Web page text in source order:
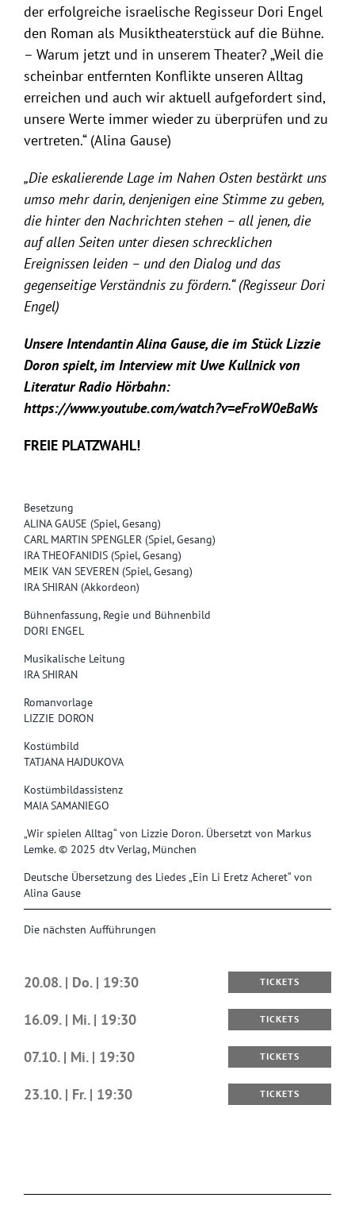
Besetzung
ALINA GAUSE (Spiel, Gesang)
CARL MARTIN SPENGLER (Spiel, Gesang)
IRA THEOFANIDIS (Spiel, Gesang)
MEIK VAN SEVEREN (Spiel, Gesang)
IRA SHIRAN (Akkordeon)
Bühnenfassung, Regie und Bühnenbild
DORI ENGEL
Musikalische Leitung
IRA SHIRAN
Romanvorlage
LIZZIE DORON
Kostümbild
TATJANA HAJDUKOVA
Kostümbildassistenz
MAIA SAMANIEGO
„Wir spielen Alltag“ von Lizzie Doron. Übersetzt von Markus
Lemke. © 2025 dtv Verlag, München
Deutsche Übersetzung des Liedes „Ein Li Eretz Acheret“ von
Alina Gause
Die nächsten Aufführungen
20.08. | Do. | 19:30 TICKETS
16.09. | Mi. | 19:30 TICKETS
07.10. | Mi. | 19:30 TICKETS
23.10. | Fr. | 19:30 TICKETS
der erfolgreiche israelische Regisseur Dori Engel
den Roman als Musiktheaterstück auf die Bühne.
– Warum jetzt und in unserem Theater? „Weil die
scheinbar entfernten Konflikte unseren Alltag
erreichen und auch wir aktuell aufgefordert sind,
unsere Werte immer wieder zu überprüfen und zu
vertreten.“ (Alina Gause)
„Die eskalierende Lage im Nahen Osten bestärkt uns
umso mehr darin, denjenigen eine Stimme zu geben,
die hinter den Nachrichten stehen – all jenen, die
auf allen Seiten unter diesen schrecklichen
Ereignissen leiden – und den Dialog und das
gegenseitige Verständnis zu fördern.“ (Regisseur Dori
Engel)
Unsere Intendantin Alina Gause, die im Stück Lizzie
Doron spielt, im Interview mit Uwe Kullnick von
Literatur Radio Hörbahn:
https://www.youtube.com/watch?v=eFroW0eBaWs
FREIE PLATZWAHL!